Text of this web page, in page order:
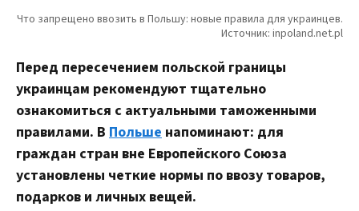
Перед пересечением польской границы
украинцам рекомендуют тщательно
ознакомиться с актуальными таможенными
правилами. В Польше напоминают: для
граждан стран вне Европейского Союза
установлены четкие нормы по ввозу товаров,
подарков и личных вещей.